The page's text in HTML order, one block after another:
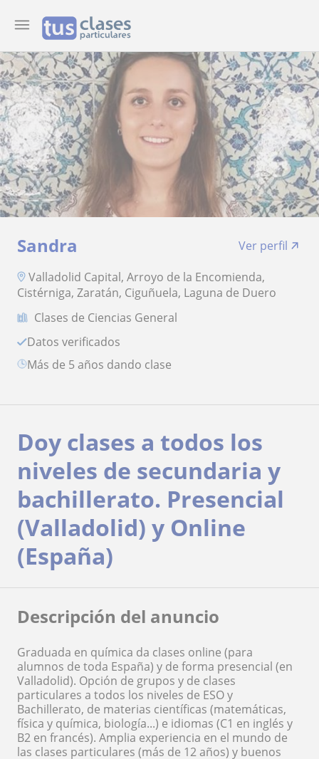
Sandra
Ver perfil
Valladolid Capital, Arroyo de la Encomienda,
Cistérniga, Zaratán, Ciguñuela, Laguna de Duero
Clases de Ciencias General
Datos verificados
más de 5 años dando clase
Doy clases a todos los
niveles de secundaria y
bachillerato. Presencial
(Valladolid) y Online
(España)
Descripción del anuncio
Graduada en química da clases online (para
alumnos de toda España) y de forma presencial (en
Valladolid). Opción de grupos y de clases
particulares a todos los niveles de ESO y
Bachillerato, de materias científicas (matemáticas,
física y química, biología...) e idiomas (C1 en inglés y
B2 en francés). Amplia experiencia en el mundo de
las clases particulares (más de 12 años) y buenos